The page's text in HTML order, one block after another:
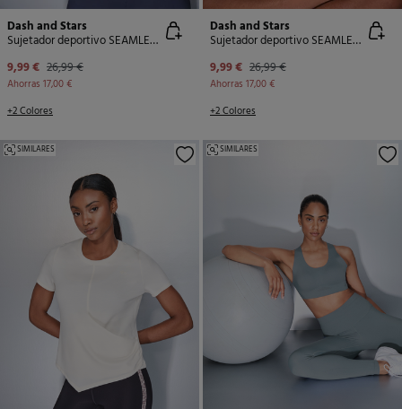
Dash and Stars
Sujetador deportivo SEAMLESS COMFORT azul
9,99 € 26,99 €
Ahorras 17,00 €
+2 Colores
Dash and Stars
Sujetador deportivo SEAMLESS COMFORT verde
9,99 € 26,99 €
Ahorras 17,00 €
+2 Colores
SIMILARES SIMILARES